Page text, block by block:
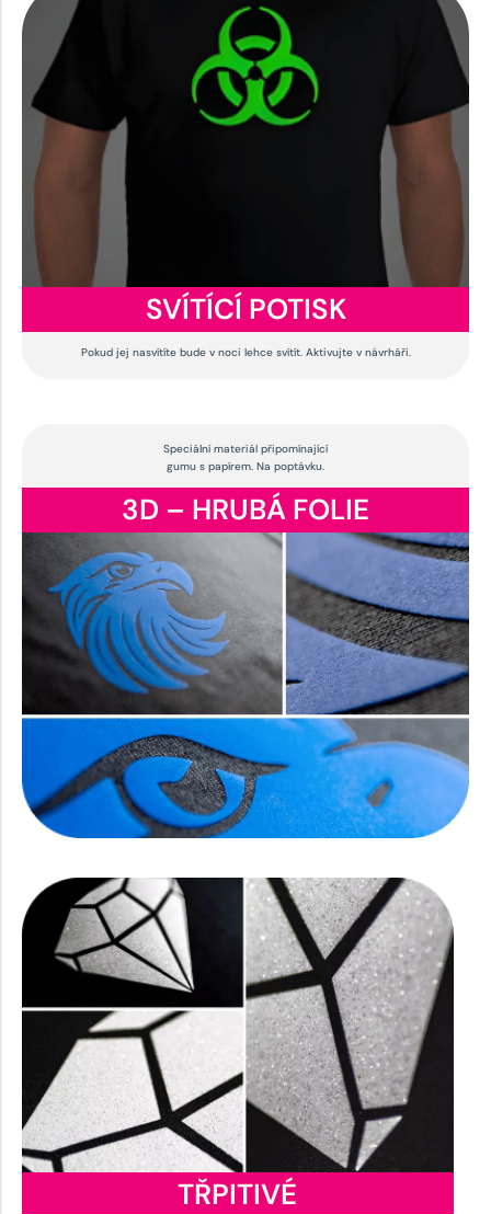
SVÍTÍCÍ POTISK
Pokud jej nasvítíte bude v noci lehce svítít. Aktivujte v návrháři.
Speciální materiál připomínající
gumu s papírem. Na poptávku.
3D – HRUBÁ FOLIE
TŘPITIVÉ